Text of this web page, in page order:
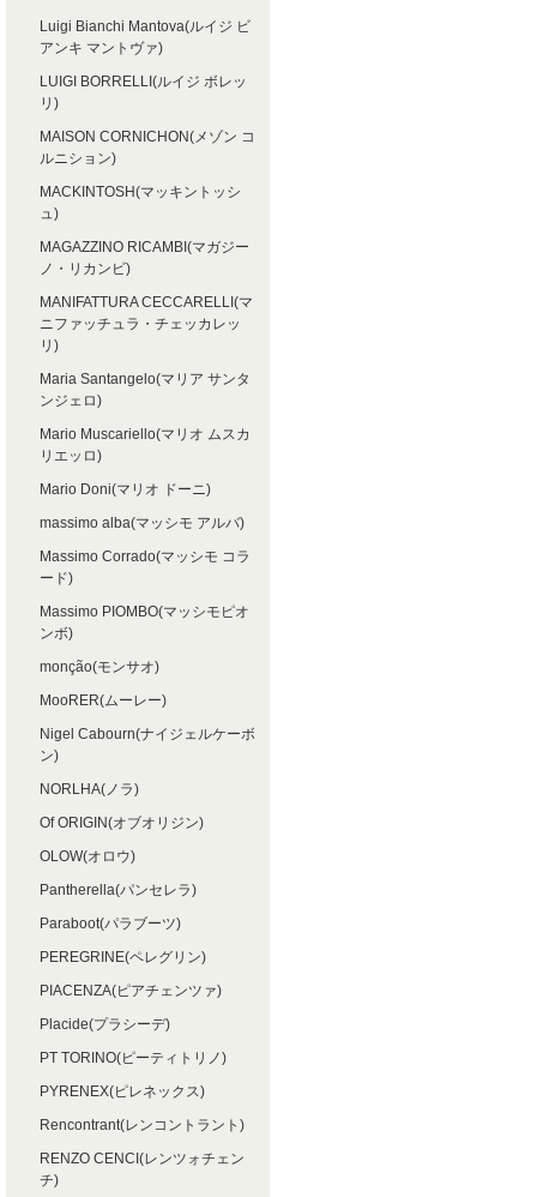
Luigi Bianchi Mantova(ルイジ ビ
アンキ マントヴァ)
LUIGI BORRELLI(ルイジ ボレッ
リ)
MAISON CORNICHON(メゾン コ
ルニション)
MACKINTOSH(マッキントッシ
ュ)
MAGAZZINO RICAMBI(マガジー
ノ・リカンビ)
MANIFATTURA CECCARELLI(マ
ニファッチュラ・チェッカレッ
リ)
Maria Santangelo(マリア サンタ
ンジェロ)
Mario Muscariello(マリオ ムスカ
リエッロ)
Mario Doni(マリオ ドーニ)
massimo alba(マッシモ アルバ)
Massimo Corrado(マッシモ コラ
ード)
Massimo PIOMBO(マッシモピオ
ンボ)
monção(モンサオ)
MooRER(ムーレー)
Nigel Cabourn(ナイジェルケーボ
ン)
NORLHA(ノラ)
Of ORIGIN(オブオリジン)
OLOW(オロウ)
Pantherella(パンセレラ)
Paraboot(パラブーツ)
PEREGRINE(ペレグリン)
PIACENZA(ピアチェンツァ)
Placide(プラシーデ)
PT TORINO(ピーティトリノ)
PYRENEX(ピレネックス)
Rencontrant(レンコントラント)
RENZO CENCI(レンツォチェン
チ)